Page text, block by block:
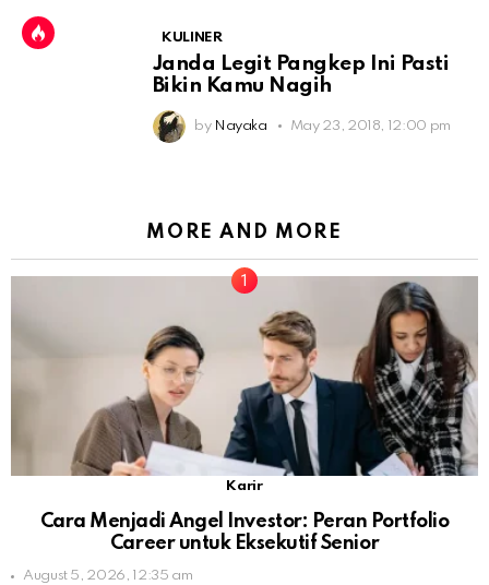
KULINER
Janda Legit Pangkep Ini Pasti
Bikin Kamu Nagih
by Nayaka May 23, 2018, 12:00 pm
MORE AND MORE
Karir
Cara Menjadi Angel Investor: Peran Portfolio
Career untuk Eksekutif Senior
August 5, 2026, 12:35 am